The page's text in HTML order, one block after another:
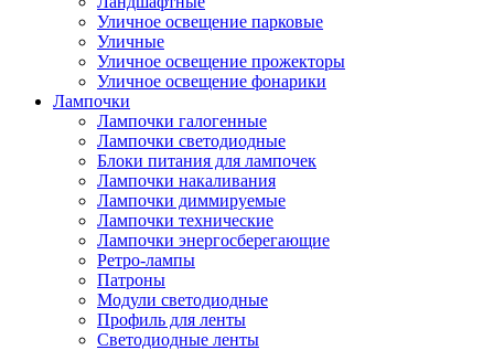
Уличное освещение парковые
Уличные
Уличное освещение прожекторы
Уличное освещение фонарики
Лампочки
Лампочки галогенные
Лампочки светодиодные
Блоки питания для лампочек
Лампочки накаливания
Лампочки диммируемые
Лампочки технические
Лампочки энергосберегающие
Ретро-лампы
Патроны
Модули светодиодные
Профиль для ленты
Светодиодные ленты